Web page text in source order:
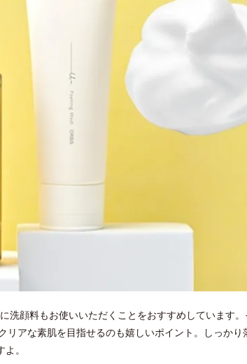
洗顔料もお使いいただくことをおすすめしています
アな素肌を目指せるのも嬉しいポイント。しっかり
。